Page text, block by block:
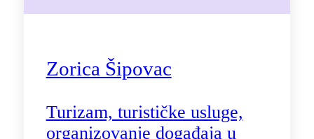
Zorica Šipovac
Turizam, turističke usluge,
organizovanje događaja u